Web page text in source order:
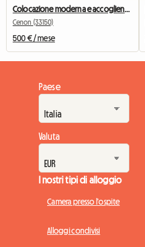
Cenon (33150)
500 € / mese
Paese
Valuta
I nostri tipi di alloggio
Camera presso l'ospite
Alloggi condivisi